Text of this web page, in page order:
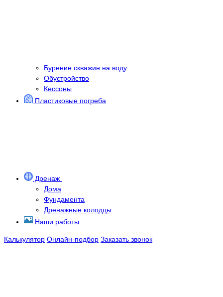
Бурение скважин на воду
Обустройство
Кессоны
Пластиковые погреба
Дренаж
Дома
Фундамента
Дренажные колодцы
Наши работы
Калькулятор Онлайн-подбор Заказать звонок